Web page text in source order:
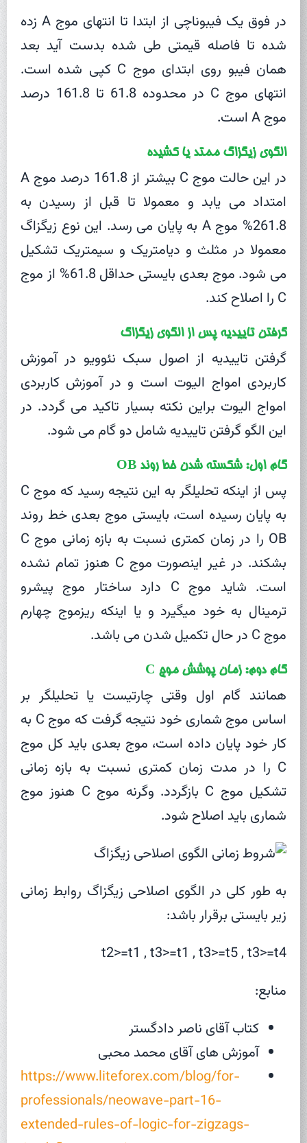
در فوق یک فیبوناچی از ابتدا تا انتهای موج A زده
شده تا فاصله قیمتی طی شده بدست آید بعد
همان فیبو روی ابتدای موج C کپی شده است.
انتهای موج C در محدوده 61.8 تا 161.8 درصد
موج A است.
الگوی زیگزاگ ممتد یا کشیده
در این حالت موج C بیشتر از 161.8 درصد موج A
امتداد می یابد و معمولا تا قبل از رسیدن به
261.8% موج A به پایان می رسد. این نوع زیگزاگ
معمولا در مثلث و دیامتریک و سیمتریک تشکیل
می شود. موج بعدی بایستی حداقل 61.8% از موج
C را اصلاح کند.
گرفتن تاییدیه پس از الگوی زیگزاگ
گرفتن تاییدیه از اصول سبک نئوویو در آموزش
کاربردی امواج الیوت است و در آموزش کاربردی
امواج الیوت براین نکته بسیار تاکید می گردد. در
این الگو گرفتن تاییدیه شامل دو گام می شود.
گام اول: شکسته شدن خط روند OB
پس از اینکه تحلیلگر به این نتیجه رسید که موج C
به پایان رسیده است، بایستی موج بعدی خط روند
OB را در زمان کمتری نسبت به بازه زمانی موج C
بشکند. در غیر اینصورت موج C هنوز تمام نشده
است. شاید موج C دارد ساختار موج پیشرو
ترمینال به خود میگیرد و یا اینکه ریزموج چهارم
موج C در حال تکمیل شدن می باشد.
گام دوم: زمان پوشش موج C
همانند گام اول وقتی چارتیست یا تحلیلگر بر
اساس موج شماری خود نتیجه گرفت که موج C به
کار خود پایان داده است، موج بعدی باید کل موج
C را در مدت زمان کمتری نسبت به بازه زمانی
تشکیل موج C بازگردد. وگرنه موج C هنوز موج
شماری باید اصلاح شود.
به طور کلی در الگوی اصلاحی زیگزاگ روابط زمانی
زیر بایستی برقرار باشد:
t2>=t1 , t3>=t1 , t3>=t5 , t3>=t4
منابع:
کتاب آقای ناصر دادگستر
آموزش های آقای محمد محبی
https://www.liteforex.com/blog/for-
professionals/neowave-part-16-
extended-rules-of-logic-for-zigzags-